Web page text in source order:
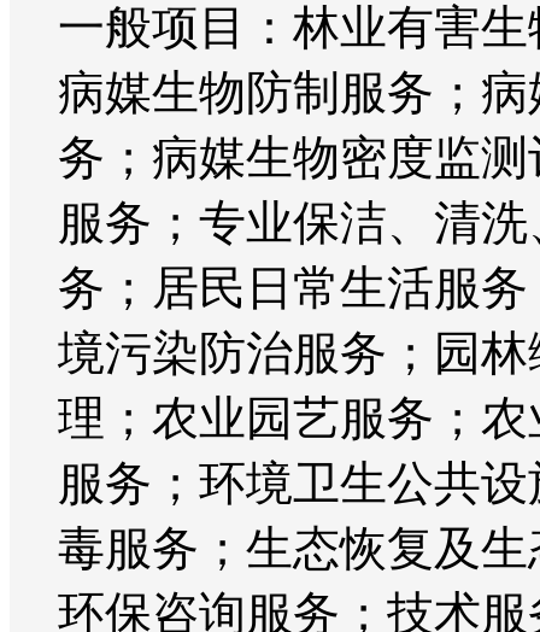
一般项目：林业有害
病媒生物防制服务；
务；病媒生物密度监
服务；专业保洁、清
务；居民日常生活服
境污染防治服务；园
理；农业园艺服务；
服务；环境卫生公共
毒服务；生态恢复及
环保咨询服务；技术